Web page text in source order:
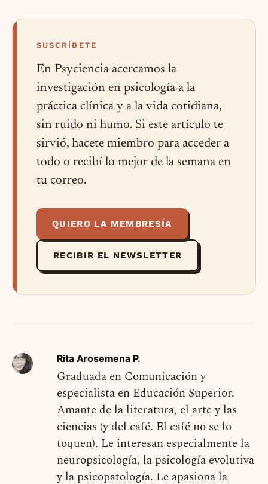
SUSCRÍBETE
En Psyciencia acercamos la
investigación en psicología a la
práctica clínica y a la vida cotidiana,
sin ruido ni humo. Si este artículo te
sirvió, hacete miembro para acceder a
todo o recibí lo mejor de la semana en
tu correo.
QUIERO LA MEMBRESÍA
RECIBIR EL NEWSLETTER
Rita Arosemena P.
Graduada en Comunicación y
especialista en Educación Superior.
Amante de la literatura, el arte y las
ciencias (y del café. El café no se lo
toquen). Le interesan especialmente la
neuropsicología, la psicología evolutiva
y la psicopatología. Le apasiona la